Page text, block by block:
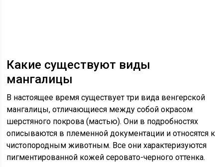
Какие существуют виды
мангалицы
В настоящее время существует три вида венгерской
мангалицы, отличающиеся между собой окрасом
шерстяного покрова (мастью). Они в подробностях
описываются в племенной документации и относятся к
чистопородным животным. Все они характеризуются
пигментированной кожей серовато-черного оттенка.